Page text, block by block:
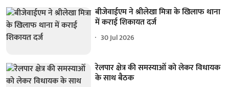
बीजेवाईएम ने श्रीलेखा मित्रा के खिलाफ थाना
में कराई शिकायत दर्ज
30 Jul 2026
रेलपार क्षेत्र की समस्याओं को लेकर विधायक
के साथ बैठक